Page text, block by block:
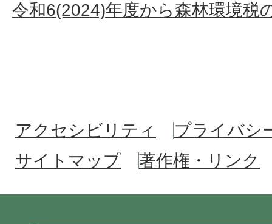
令和6(2024)年度から森林環境税
アクセシビリティ
プライバシ
サイトマップ
著作権・リンク